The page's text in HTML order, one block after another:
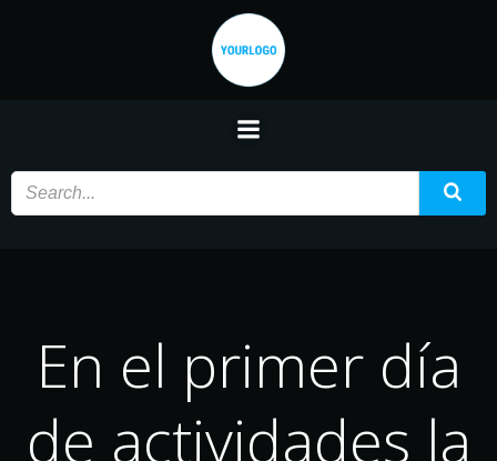
Saltar
contenido
En el primer día
de actividades la